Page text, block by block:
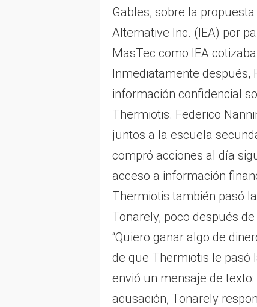
Gables, sobre la
Alternative Inc. (IEA) por
MasTec como IEA
Inmediatamente después,
información confidencial
Thermiotis. Federico
juntos a la escuela
compró acciones al día
acceso a información
Thermiotis también pasó
Tonarely, poco después
“Quiero ganar algo de
de que Thermiotis le pasó
envió un mensaje de texto:
acusación, Tonarely